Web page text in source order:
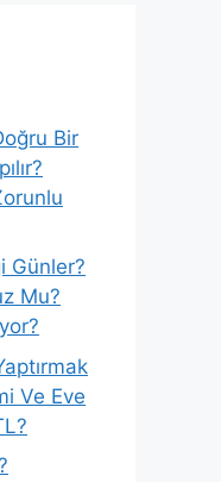
Bir
Günler?
Mu?
Ve Eve